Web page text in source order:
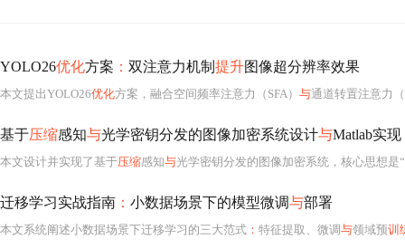
YOLO26优化方案 ： 双注意力机制 提升图像超分辨率效果
本文提出YOLO26优化方案，融合空间频率注意力（SFA） 与通道转置注意力（
基于压缩感知与光学密钥分发的图像加密系统设计与Matlab实现
本文设计并实现了基于压缩感知与光学密钥分发的图像加密系统，核心思想是
迁移学习实战指南 ： 小数据场景下的模型微调与部署
本文系统阐述小数据场景下迁移学习的三大范式 ： 特征提取、微调与领域预训